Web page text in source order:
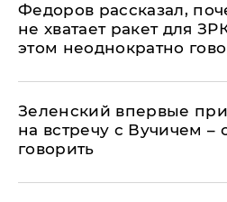
Федоров рассказал,
не хватает ракет для
этом неоднократно
Зеленский впервые
на встречу с Вучичем –
говорить